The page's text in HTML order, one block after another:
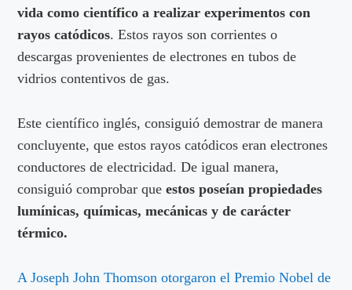
vida como científico a realizar experimentos con
rayos catódicos. Estos rayos son corrientes o
descargas provenientes de electrones en tubos de
vidrios contentivos de gas.
Este científico inglés, consiguió demostrar de manera
concluyente, que estos rayos catódicos eran electrones
conductores de electricidad. De igual manera,
consiguió comprobar queestos poseían propiedades
lumínicas, químicas, mecánicas y de carácter
térmico.
A Joseph John Thomson otorgaron el Premio Nobel de